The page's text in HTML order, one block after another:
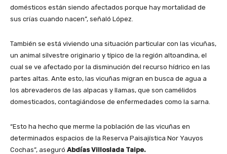
domésticos están siendo afectados porque hay mortalidad de
sus crías cuando nacen”, señaló López.
También se está viviendo una situación particular con las vicuñas,
un animal silvestre originario y típico de la región altoandina, el
cual se ve afectado por la disminución del recurso hídrico en las
partes altas. Ante esto, las vicuñas migran en busca de agua a
los abrevaderos de las alpacas y llamas, que son camélidos
domesticados, contagiándose de enfermedades como la sarna.
“Esto ha hecho que merme la población de las vicuñas en
determinados espacios de la Reserva Paisajística Nor Yauyos
Cochas”, aseguró Abdías Villoslada Taipe.